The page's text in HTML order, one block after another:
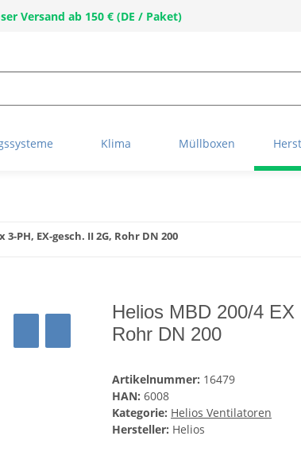
Versand ab 150 € (DE / Paket)
Klima Müllboxen
3-PH, EX-gesch. II 2G, Rohr DN 200
Helios MBD 200/4
Rohr DN 200
Artikelnummer: 16479
HAN: 6008
Kategorie: Helios Ventilatoren
Hersteller: Helios